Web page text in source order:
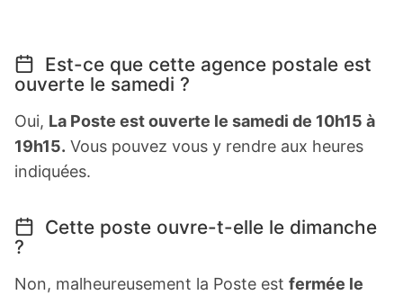
Est-ce que cette agence postale est
ouverte le samedi ?
Oui, La Poste est ouverte le samedi de 10h15 à
19h15. Vous pouvez vous y rendre aux heures
indiquées.
Cette poste ouvre-t-elle le dimanche
?
Non, malheureusement la Poste est fermée le